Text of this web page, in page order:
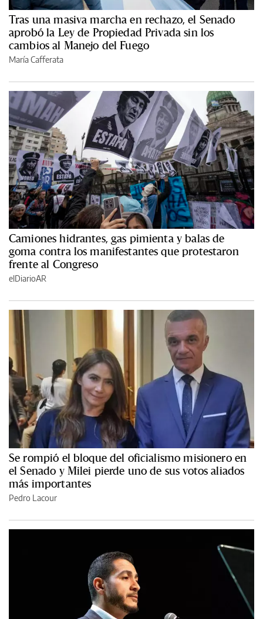
Tras una masiva marcha en rechazo, el Senado
aprobó la Ley de Propiedad Privada sin los
cambios al Manejo del Fuego
María Cafferata
Camiones hidrantes, gas pimienta y balas de
goma contra los manifestantes que protestaron
frente al Congreso
elDiarioAR
Se rompió el bloque del oficialismo misionero en
el Senado y Milei pierde uno de sus votos aliados
más importantes
Pedro Lacour